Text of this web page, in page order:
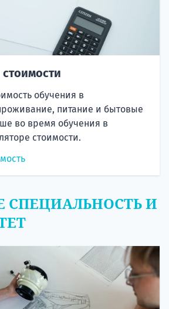
обучения в
питание и бытовые
во время обучения в
стоимости.
СПЕЦИАЛЬНОСТЬ И